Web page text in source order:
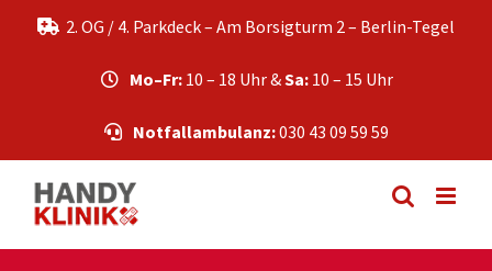
2. OG / 4. Parkdeck – Am Borsigturm 2 – Berlin-Tegel
Mo–Fr:10 – 18 Uhr &Sa:10 – 15 Uhr
Notfallambulanz:030 43 09 59 59